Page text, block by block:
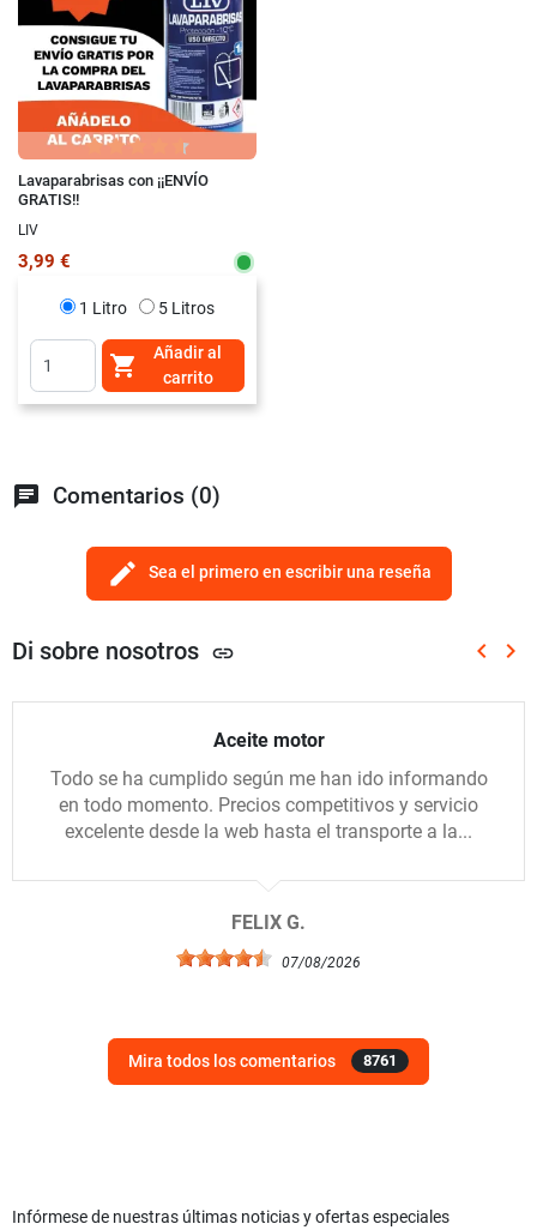
Lavaparabrisas con ¡¡ENVÍO
GRATIS!!
LIV
3,99 €
1 Litro 5 Litros

Añadir al
carrito
chat Comentarios (0)
edit Sea el primero en escribir una reseña
Di sobre nosotros link keyboard_arrow_left keyboard_arrow_right
Aceite motor
Todo se ha cumplido según me han ido informando
en todo momento. Precios competitivos y servicio
excelente desde la web hasta el transporte a la...
FELIX G.
07/08/2026
Mira todos los comentarios 8761
Infórmese de nuestras últimas noticias y ofertas especiales